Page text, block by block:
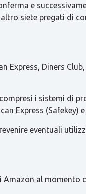
e
siete pregati di
Diners Club,
i sistemi di
Express (Safekey)
eventuali
al momento